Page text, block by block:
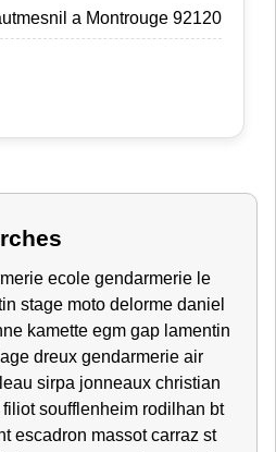
a Montrouge 92120
ecole gendarmerie le
stage moto delorme daniel
kamette egm gap lamentin
dreux gendarmerie air
sirpa jonneaux christian
filiot soufflenheim rodilhan bt
escadron massot carraz st